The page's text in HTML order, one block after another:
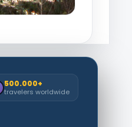
500.000+
travelers worldwide